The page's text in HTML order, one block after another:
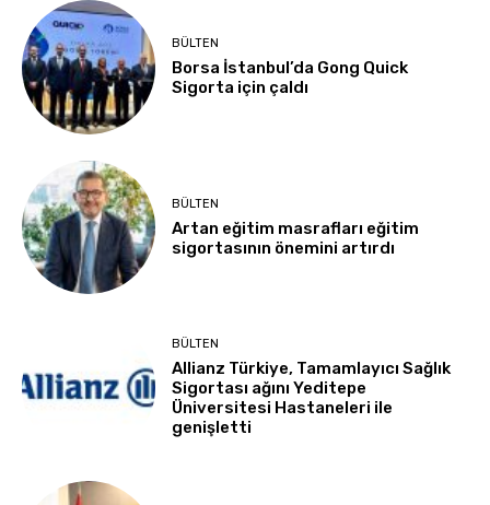
BÜLTEN
Borsa İstanbul’da Gong Quick
Sigorta için çaldı
BÜLTEN
Artan eğitim masrafları eğitim
sigortasının önemini artırdı
BÜLTEN
Allianz Türkiye, Tamamlayıcı Sağlık
Sigortası ağını Yeditepe
Üniversitesi Hastaneleri ile
genişletti